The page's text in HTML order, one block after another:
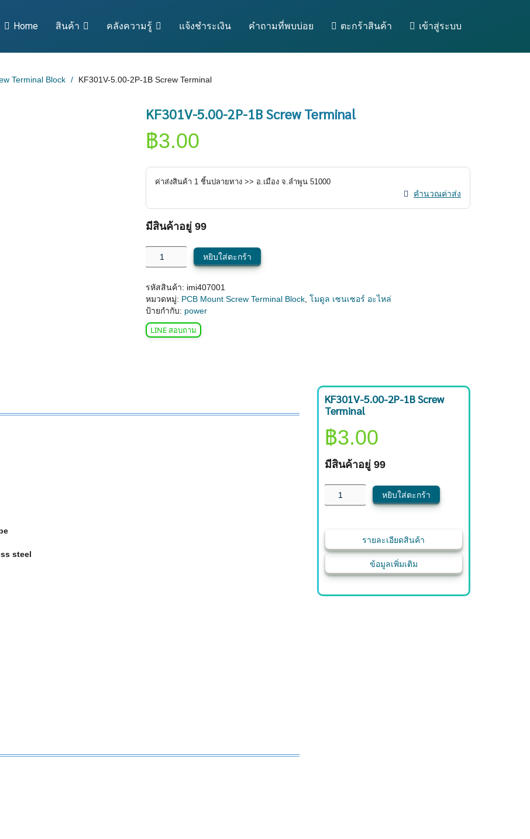
Home สินค้า คลังความรู้ แจ้งชำระเงิน คำถามที่พบบ่อย ตะกร้าสินค้า เข้าสู่ระบบ
Terminal Block KF301V-5.00-2P-1B Screw Terminal
KF301V-5.00-2P-1B Screw Terminal
฿3.00
ค่าส่งสินค้า 1 ชิ้นปลายทาง >> อ.เมือง จ.ลำพูน 51000
คำนวณค่าส่ง
มีสินค้าอยู่ 99
หยิบใส่ตะกร้า
รหัสสินค้า: imi407001
หมวดหมู่: PCB Mount Screw Terminal Block โมดูล เซนเซอร์ อะไหล่
ป้ายกำกับ: power
LINE สอบถาม
steel
KF301V-5.00-2P-1B Screw
Terminal
฿3.00
มีสินค้าอยู่ 99
หยิบใส่ตะกร้า
รายละเอียดสินค้า
ข้อมูลเพิ่มเติม